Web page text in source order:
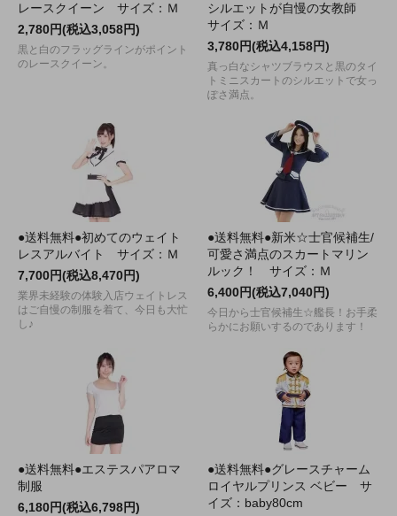
レースクイーン サイズ：Ｍ
2,780円(税込3,058円)
黒と白のフラッグラインがポイント
のレースクイーン。
シルエットが自慢の女教師
サイズ：Ｍ
3,780円(税込4,158円)
真っ白なシャツブラウスと黒のタイ
トミニスカートのシルエットで女っ
ぽさ満点。
●送料無料●初めてのウェイト
レスアルバイト サイズ：Ｍ
7,700円(税込8,470円)
業界未経験の体験入店ウェイトレス
はご自慢の制服を着て、今日も大忙
し♪
●送料無料●新米☆士官候補生/
可愛さ満点のスカートマリン
ルック！ サイズ：Ｍ
6,400円(税込7,040円)
今日から士官候補生☆艦長！お手柔
らかにお願いするのであります！
●送料無料●エステスパアロマ
制服
6,180円(税込6,798円)
●送料無料●グレースチャーム
ロイヤルプリンス ベビー サ
イズ：baby80cm